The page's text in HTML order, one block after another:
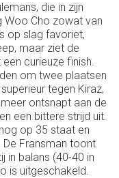
die in zijn
Woo Cho zowat van
op slag favoriet,
maar ziet de
curieuze finish.
om twee plaatsen
tegen Kiraz,
ontsnapt aan de
een bittere strijd uit.
op 35 staat en
Fransman toont
in balans (40-40 in
is uitgeschakeld.